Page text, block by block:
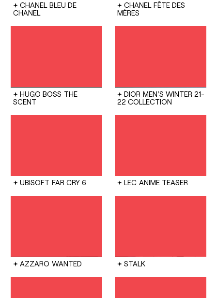
CHANEL BLEU DE
CHANEL
CHANEL FÊTE DES
MÈRES
HUGO BOSS THE
SCENT
DIOR MEN'S WINTER 21-
22 COLLECTION
UBISOFT FAR CRY 6 LEC ANIME TEASER
AZZARO WANTED STALK